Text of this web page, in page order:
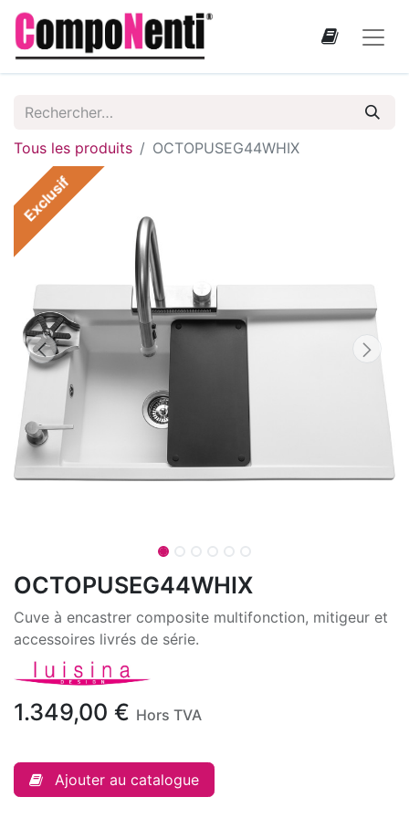
Tous les produits OCTOPUSEG44WHIX
Exclusif
OCTOPUSEG44WHIX
Cuve à encastrer composite multifonction, mitigeur et
accessoires livrés de série.
1.349,00 € Hors TVA
Ajouter au catalogue